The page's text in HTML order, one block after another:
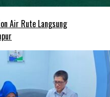
Air Rute Langsung